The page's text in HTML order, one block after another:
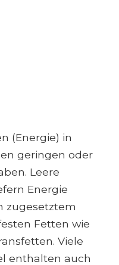
(Energie) in
geringen oder
Leere
Energie
zugesetztem
Fetten wie
Viele
enthalten auch